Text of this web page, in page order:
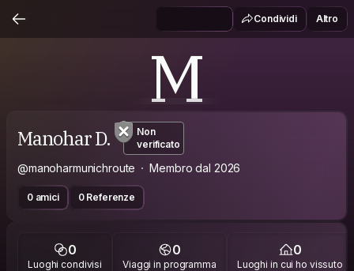
Condividi Altro
M
Manohar D.
Non
verificato
@manoharmunichroute Membro dal 2026
0 amici 0 Referenze
0
Luoghi condivisi
0
Viaggi in programma
0
Luoghi in cui ho vissuto